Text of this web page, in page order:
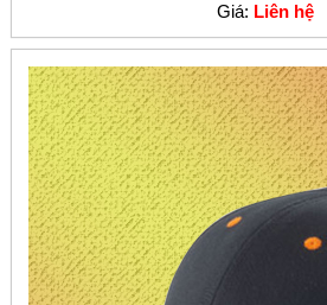
Giá: Liên hệ